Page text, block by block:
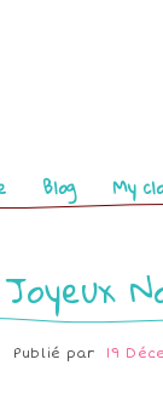
Blog My
Joyeux
Publié par 19